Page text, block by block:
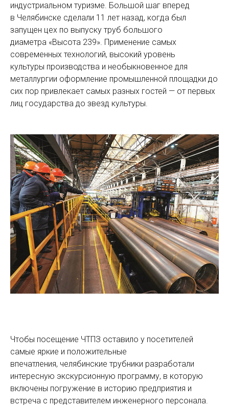
индустриальном туризме. Большой шаг вперед
в Челябинске сделали 11 лет назад, когда был
запущен цех по выпуску труб большого
диаметра «Высота 239». Применение самых
современных технологий, высокий уровень
культуры производства и необыкновенное для
металлургии оформление промышленной площадки до
сих пор привлекает самых разных гостей — от первых
лиц государства до звезд культуры.
Чтобы посещение ЧТПЗ оставило у посетителей
самые яркие и положительные
впечатления, челябинские трубники разработали
интересную экскурсионную программу, в которую
включены погружение в историю предприятия и
встреча с представителем инженерного персонала.